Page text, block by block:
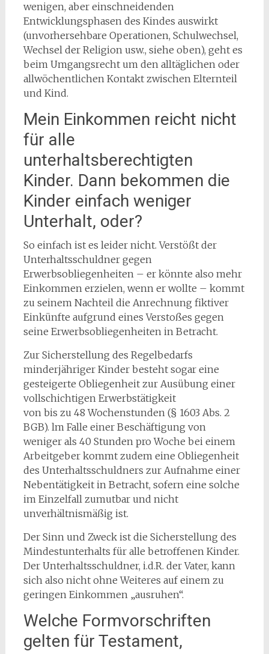
wenigen, aber einschneidenden
Entwicklungsphasen des Kindes auswirkt
(unvorhersehbare Operationen, Schulwechsel,
Wechsel der Religion usw., siehe oben), geht es
beim Umgangsrecht um den alltäglichen oder
allwöchentlichen Kontakt zwischen Elternteil
und Kind.
Mein Einkommen reicht nicht
für alle
unterhaltsberechtigten
Kinder. Dann bekommen die
Kinder einfach weniger
Unterhalt, oder?
So einfach ist es leider nicht. Verstößt der
Unterhaltsschuldner gegen
Erwerbsobliegenheiten – er könnte also mehr
Einkommen erzielen, wenn er wollte – kommt
zu seinem Nachteil die Anrechnung fiktiver
Einkünfte aufgrund eines Verstoßes gegen
seine Erwerbsobliegenheiten in Betracht.
Zur Sicherstellung des Regelbedarfs
minderjähriger Kinder besteht sogar eine
gesteigerte Obliegenheit zur Ausübung einer
vollschichtigen Erwerbstätigkeit
von bis zu 48 Wochenstunden (§ 1603 Abs. 2
BGB). lm Falle einer Beschäftigung von
weniger als 40 Stunden pro Woche bei einem
Arbeitgeber kommt zudem eine Obliegenheit
des Unterhaltsschuldners zur Aufnahme einer
Nebentätigkeit in Betracht, sofern eine solche
im Einzelfall zumutbar und nicht
unverhältnismäßig ist.
Der Sinn und Zweck ist die Sicherstellung des
Mindestunterhalts für alle betroffenen Kinder.
Der Unterhaltsschuldner, i.d.R. der Vater, kann
sich also nicht ohne Weiteres auf einem zu
geringen Einkommen „ausruhen“.
Welche Formvorschriften
gelten für Testament,